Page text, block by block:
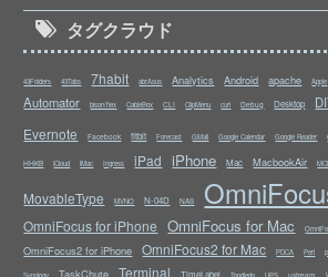
タグクラウド
43Folders 43Tabs 7habit abrAsus Analytics Android apache Apple
Automator bison/flex CableBox CLI ClipMenu curl Debug Desktop
Evernote Facebook fitbit Forecast GMail Google Calendar Google Reader
HHKB iCloud iMac Ingress iPad iPhone Mac MacbookAir
MovableType MVNO N-04D NAS
OmniFocus for iPhone OmniFocus for Mac
OmniFocus2 for iPhone OmniFocus2 for Mac PDCA Perl
Terminal